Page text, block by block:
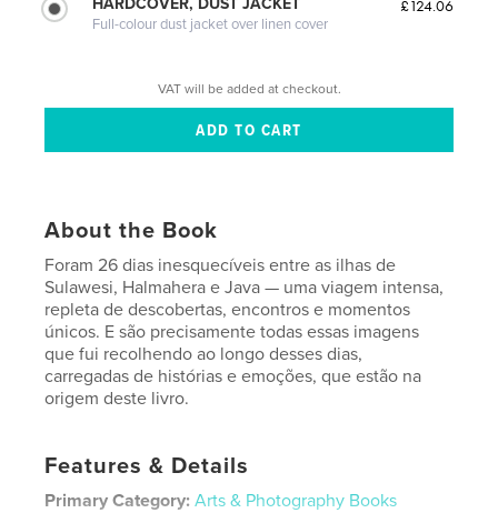
HARDCOVER, DUST JACKET
Full-colour dust jacket over linen cover
£124.06
VAT will be added at checkout.
About the Book
Foram 26 dias inesquecíveis entre as ilhas de
Sulawesi, Halmahera e Java — uma viagem intensa,
repleta de descobertas, encontros e momentos
únicos. E são precisamente todas essas imagens
que fui recolhendo ao longo desses dias,
carregadas de histórias e emoções, que estão na
origem deste livro.
Features & Details
Primary Category: Arts & Photography Books